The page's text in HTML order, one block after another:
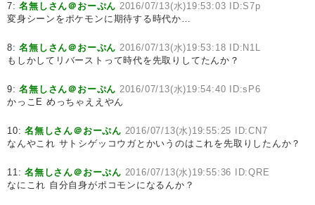
7:名無しさん＠おーぷん 2016/07/13(水)19:53:03 ID:S7p
変身シーンをポケモンに期待する時代か…
8:名無しさん＠おーぷん 2016/07/13(水)19:53:18 ID:N1L
もしかしてリバーストって時代を先取りしてたんか？
9:名無しさん＠おーぷん 2016/07/13(水)19:54:40 ID:sP6
かっこE めっちゃええやん
10:名無しさん＠おーぷん 2016/07/13(水)19:55:25 ID:CN7
なんやこれ サトシゲッコウガとかいうのはこれを先取りしたんか？
11:名無しさん＠おーぷん 2016/07/13(水)19:55:36 ID:QRE
なにこれ 自分自身がポコモンになるんか？